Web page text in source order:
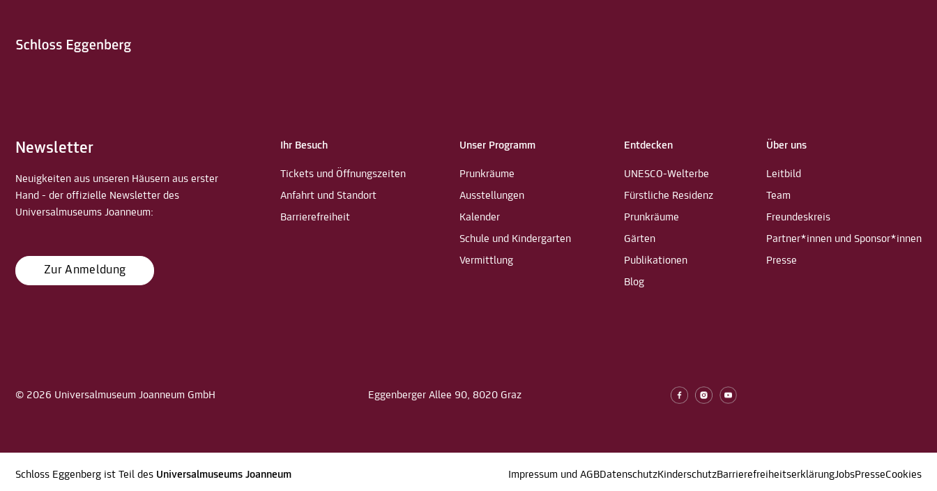
Newsletter
Neuigkeiten aus unseren Häusern aus erster
Hand - der offizielle Newsletter des
Universalmuseums Joanneum:
Zur Anmeldung
Ihr Besuch
Tickets und Öffnungszeiten
Anfahrt und Standort
Barrierefreiheit
Unser Programm
Prunkräume
Ausstellungen
Kalender
Schule und Kindergarten
Vermittlung
Entdecken
UNESCO-Welterbe
Fürstliche Residenz
Prunkräume
Gärten
Publikationen
Blog
Über uns
Leitbild
Team
Freundeskreis
Partner*innen und Sponsor*innen
Presse
© 2026 Universalmuseum Joanneum GmbH Eggenberger Allee 90, 8020 Graz
Schloss Eggenberg ist Teil des Universalmuseums Joanneum Impressum und AGBDatenschutzKinderschutzBarrierefreiheitserklärungJobsPresseCookies